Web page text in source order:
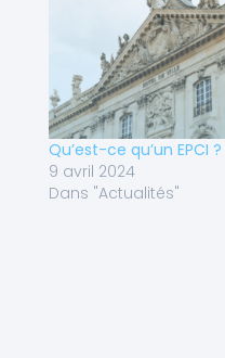
Qu’est-ce qu’un EPCI ?
9 avril 2024
Dans "Actualités"